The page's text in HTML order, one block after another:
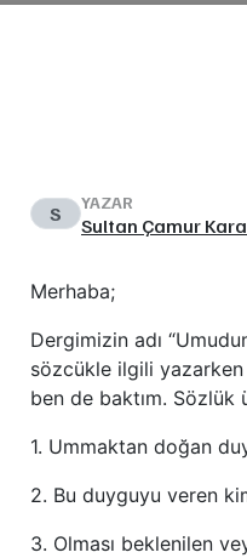
S YAZAR
Sultan Çamur
Merhaba;
Dergimizin adı
sözcükle ilgili yazarken
ben de baktım. Sözlük
1. Ummaktan doğan
2. Bu duyguyu veren
3. Olması beklenilen